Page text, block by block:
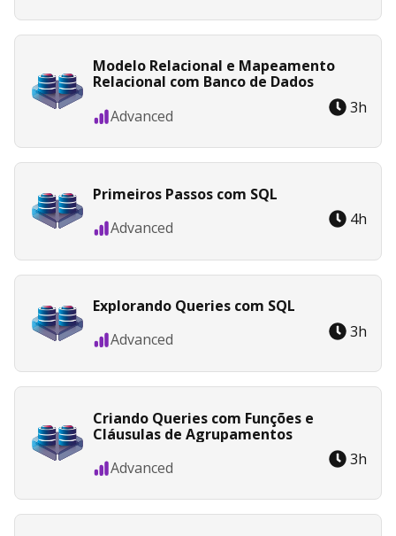
Modelo Relacional e Mapeamento
Relacional com Banco de Dados
Advanced
3h
Primeiros Passos com SQL
Advanced
4h
Explorando Queries com SQL
Advanced
3h
Criando Queries com Funções e
Cláusulas de Agrupamentos
Advanced
3h